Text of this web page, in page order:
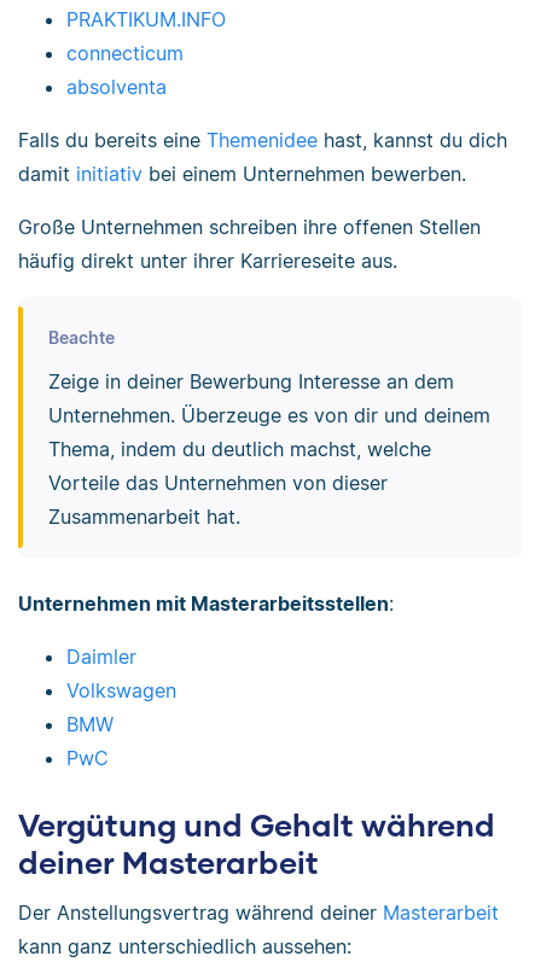
PRAKTIKUM.INFO
connecticum
absolventa
Falls du bereits eine Themenidee hast, kannst du dich
damit initiativ bei einem Unternehmen bewerben.
Große Unternehmen schreiben ihre offenen Stellen
häufig direkt unter ihrer Karriereseite aus.
Beachte
Zeige in deiner Bewerbung Interesse an dem
Unternehmen. Überzeuge es von dir und deinem
Thema, indem du deutlich machst, welche
Vorteile das Unternehmen von dieser
Zusammenarbeit hat.
Unternehmen mit Masterarbeitsstellen:
Daimler
Volkswagen
BMW
PwC
Vergütung und Gehalt während
deiner Masterarbeit
Der Anstellungsvertrag während deiner Masterarbeit
kann ganz unterschiedlich aussehen: